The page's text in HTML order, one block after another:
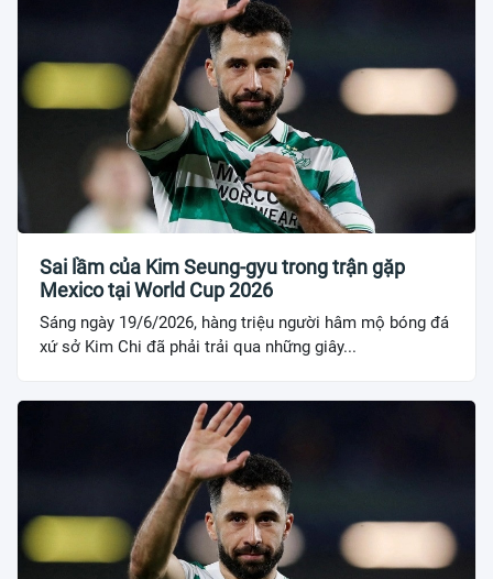
Sai lầm của Kim Seung-gyu trong trận gặp
Mexico tại World Cup 2026
Sáng ngày 19/6/2026, hàng triệu người hâm mộ bóng đá
xứ sở Kim Chi đã phải trải qua những giây...